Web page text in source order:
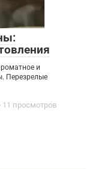
и
Перезрелые
11 просмотров